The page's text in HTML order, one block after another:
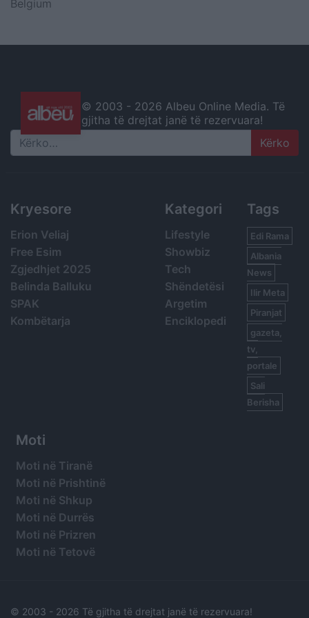
Belgium
© 2003 - 2026 Albeu Online Media. Të
gjitha të drejtat janë të rezervuara!
Search
Kryesore
Erion Veliaj
Free Esim
Zgjedhjet 2025
Belinda Balluku
SPAK
Kombëtarja
Kategori
Lifestyle
Showbiz
Tech
Shëndetësi
Argetim
Enciklopedi
Tags
Edi Rama
Albania
News
Ilir Meta
Piranjat
gazeta,
tv,
portale
Sali
Berisha
Moti
Moti në Tiranë
Moti në Prishtinë
Moti në Shkup
Moti në Durrës
Moti në Prizren
Moti në Tetovë
© 2003 - 2026 Të gjitha të drejtat janë të rezervuara!